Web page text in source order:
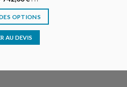
OPTIONS
AU DEVIS